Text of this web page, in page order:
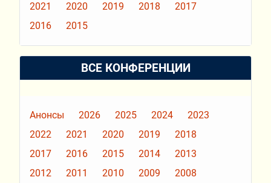
2021
2020 2019 2018
2017
2016
2015
ВСЕ КОНФЕРЕНЦИИ
Анонсы 2026 2025 2024
2023
2022
2021 2020 2019
2018
2017
2016 2015 2014
2013
2012
2011 2010 2009
2008